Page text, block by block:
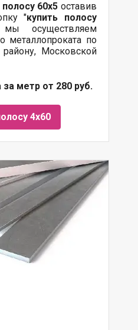
полосу 60х5 оставив
"купить полосу
осуществляем
металлопроката по
Московской
метр от 280 руб.
4х60